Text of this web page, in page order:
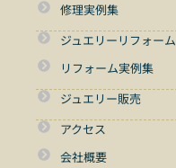
修理実例集
ジュエリーリフォーム
リフォーム実例集
ジュエリー販売
アクセス
会社概要